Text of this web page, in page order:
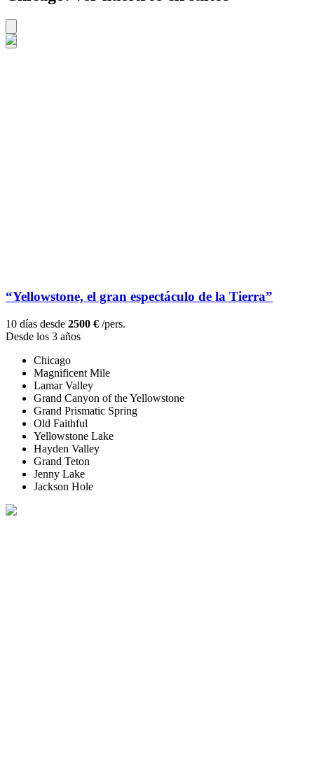
“Yellowstone, el gran espectáculo de la Tierra”
10 días desde 2500 € /pers.
Desde los 3 años
Chicago
Magnificent Mile
Lamar Valley
Grand Canyon of the Yellowstone
Grand Prismatic Spring
Old Faithful
Yellowstone Lake
Hayden Valley
Grand Teton
Jenny Lake
Jackson Hole